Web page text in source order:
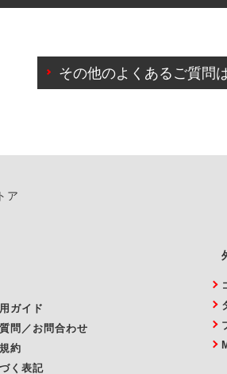
よりご予約のキャンセルをご希望の際
その他のよくあるご質問
ア
ガイド
問／お問合わせ
約
く表記